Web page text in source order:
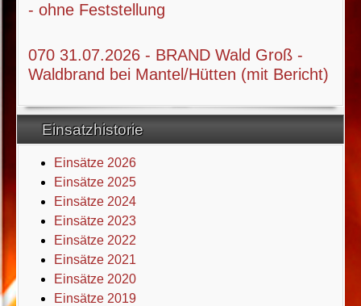
- ohne Feststellung
070 31.07.2026 - BRAND Wald Groß -
Waldbrand bei Mantel/Hütten (mit Bericht)
Einsatzhistorie
Einsätze 2026
Einsätze 2025
Einsätze 2024
Einsätze 2023
Einsätze 2022
Einsätze 2021
Einsätze 2020
Einsätze 2019